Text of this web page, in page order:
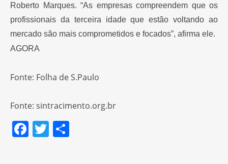
Roberto Marques. “As empresas compreendem que os
profissionais da terceira idade que estão voltando ao
mercado são mais comprometidos e focados”, afirma ele.
AGORA
Fonte: Folha de S.Paulo
Fonte: sintracimento.org.br
F T